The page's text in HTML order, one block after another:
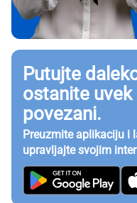
Putujte
ostanite uvek
povezani.
Preuzmite aplikaciju i
upravljajte svojim